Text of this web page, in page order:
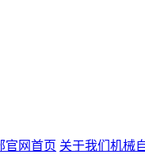
官网首页 关于我们 机械